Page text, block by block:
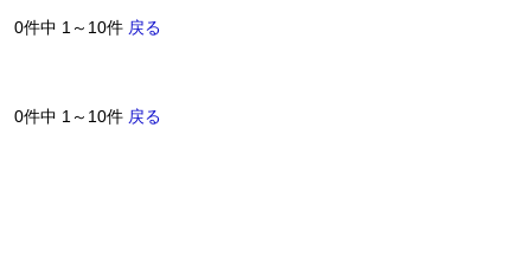
0件中 1～10件 戻る
0件中 1～10件 戻る